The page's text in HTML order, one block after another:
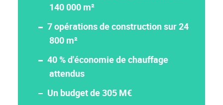
140 000 m²
7 opérations de construction sur 24
800 m²
40 % d'économie de chauffage
attendus
Un budget de 305 M€